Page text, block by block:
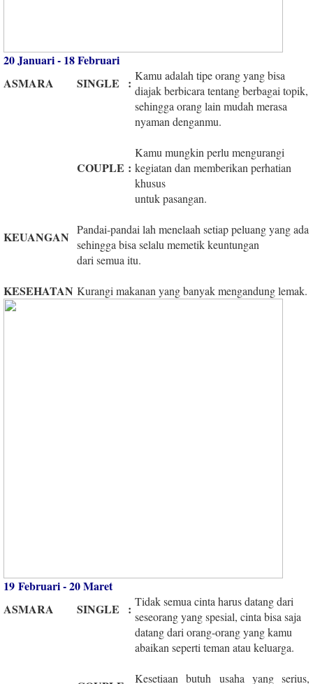
20 Januari - 18 Februari
ASMARA
SINGLE : Kamu adalah tipe orang yang bisa
diajak berbicara tentang berbagai topik,
sehingga orang lain mudah merasa
nyaman denganmu.
COUPLE :
Kamu mungkin perlu mengurangi
kegiatan dan memberikan perhatian
khusus
untuk pasangan.
KEUANGAN Pandai-pandai lah menelaah setiap peluang yang ada
sehingga bisa selalu memetik keuntungan
dari semua itu.
KESEHATAN Kurangi makanan yang banyak mengandung lemak.
19 Februari - 20 Maret
ASMARA
SINGLE : Tidak semua cinta harus datang dari
seseorang yang spesial, cinta bisa saja
datang dari orang-orang yang kamu
abaikan seperti teman atau keluarga.
Kesetiaan butuh usaha yang serius,